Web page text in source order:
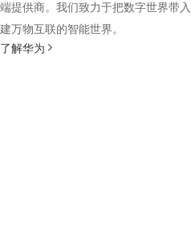
端提供商。我们致力于把数字世界带
建万物互联的智能世界。
了解华为